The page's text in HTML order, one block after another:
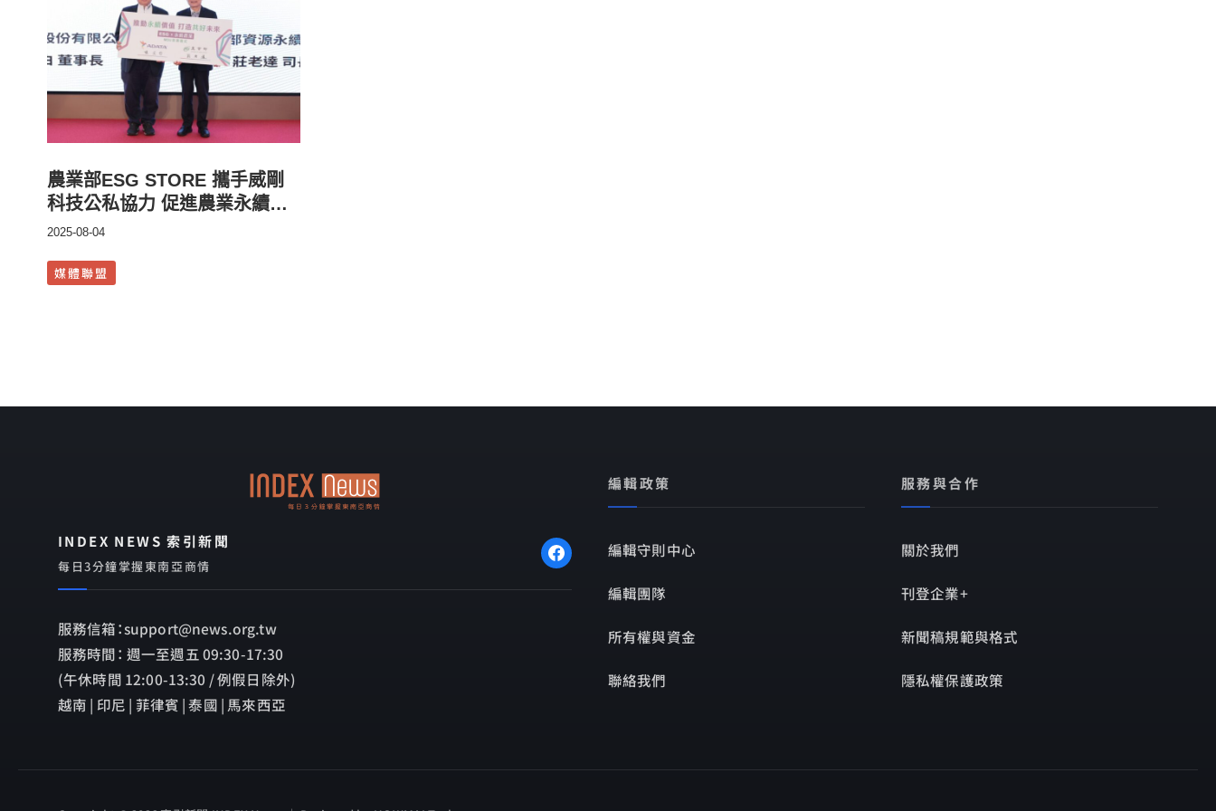
農業部ESG STORE 攜手威剛
科技公私協力 促進農業永續發
展
2025-08-04
媒體聯盟
INDEX NEWS 索引新聞
每日3分鐘掌握東南亞商情
服務信箱：support@news.org.tw
服務時間： 週一至週五 09:30-17:30
(午休時間 12:00-13:30 / 例假日除外)
越南 | 印尼 | 菲律賓 | 泰國 | 馬來西亞
編輯政策
編輯守則中心
編輯團隊
所有權與資金
聯絡我們
服務與合作
關於我們
刊登企業+
新聞稿規範與格式
隱私權保護政策